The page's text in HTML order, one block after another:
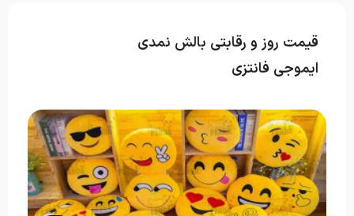
قیمت روز و رقابتی بالش نمدی
ایموجی فانتزی